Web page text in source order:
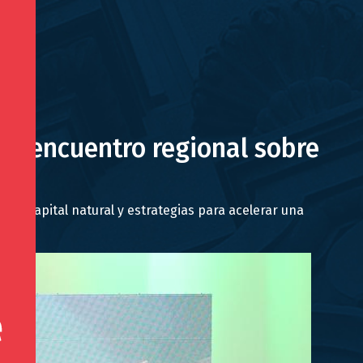
encuentro regional sobre
capital natural y estrategias para acelerar una